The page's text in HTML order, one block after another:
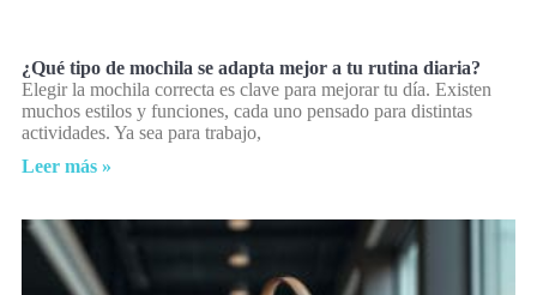
¿Qué tipo de mochila se adapta mejor a tu rutina diaria?
Elegir la mochila correcta es clave para mejorar tu día. Existen
muchos estilos y funciones, cada uno pensado para distintas
actividades. Ya sea para trabajo,
Leer más »